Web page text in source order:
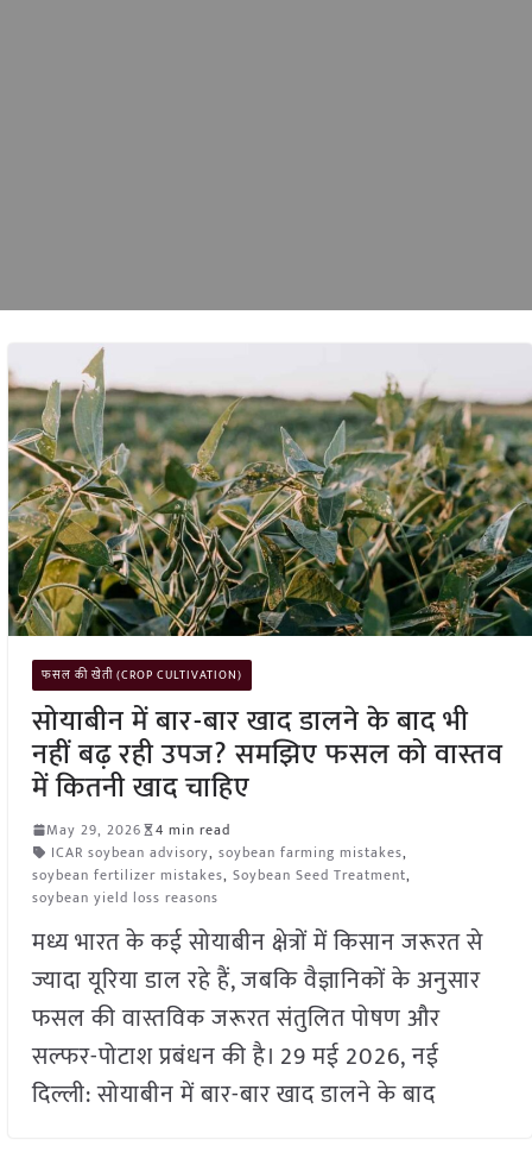
फसल की खेती (CROP CULTIVATION)
सोयाबीन में बार-बार खाद डालने के बाद भी
नहीं बढ़ रही उपज? समझिए फसल को वास्तव
में कितनी खाद चाहिए
May 29, 2026
4 min read
ICAR soybean advisory, soybean farming mistakes,
soybean fertilizer mistakes, Soybean Seed Treatment,
soybean yield loss reasons
मध्य भारत के कई सोयाबीन क्षेत्रों में किसान जरूरत से
ज्यादा यूरिया डाल रहे हैं, जबकि वैज्ञानिकों के अनुसार
फसल की वास्तविक जरूरत संतुलित पोषण और
सल्फर-पोटाश प्रबंधन की है। 29 मई 2026, नई
दिल्ली: सोयाबीन में बार-बार खाद डालने के बाद